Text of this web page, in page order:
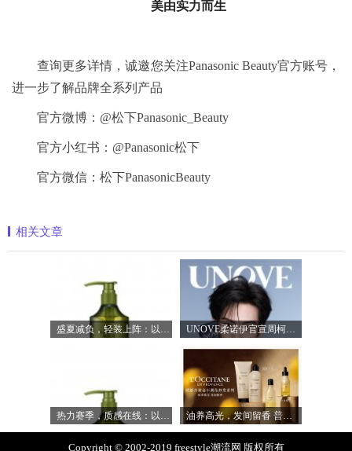
美由实力而生
查询更多详情，诚邀您关注Panasonic Beauty官方账号，
进一步了解品牌全系列产品
官方微博：@松下Panasonic_Beauty
官方小红书：@Panasonic松下
官方微信：松下PanasonicBeauty
相关文章
盛夏减负，轻装上阵：以臻品好物焕新生 UNOVE柔诺伊官宣周柯宇成为品牌护发代言
热力赛季，质感在线：以满分状态奔赴盛 油养高光，发间留香 普罗旺斯欧舒丹「黄
Copyright © 2002-2019 freestyle潮流网 版权所有